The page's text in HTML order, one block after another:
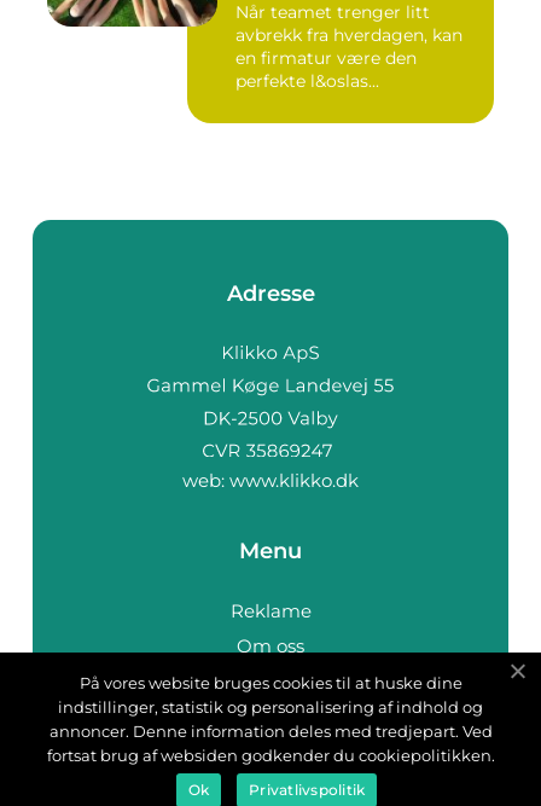
Når teamet trenger litt
avbrekk fra hverdagen, kan
en firmatur være den
perfekte l&oslas...
Adresse
web: www.klikko.dk
Menu
Reklame
Om oss
Cookies
Kontakt Oss
Sitemap
På vores website bruges cookies til at huske dine
indstillinger, statistik og personalisering af indhold og
annoncer. Denne information deles med tredjepart. Ved
fortsat brug af websiden godkender du cookiepolitikken.
Ok Privatlivspolitik